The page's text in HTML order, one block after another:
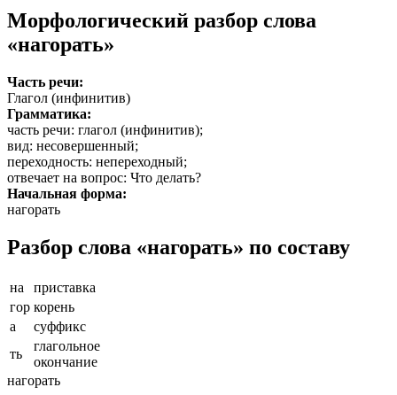
Морфологический разбор слова
«нагорать»
Часть речи:
Глагол (инфинитив)
Грамматика:
часть речи: глагол (инфинитив);
вид: несовершенный;
переходность: непереходный;
отвечает на вопрос: Что делать?
Начальная форма:
нагорать
Разбор слова «нагорать» по составу
на
приставка
гор корень
а
суффикс
ть
глагольное
окончание
нагорать